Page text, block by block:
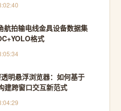
航拍输电线金具设备数据集
格式
明悬浮浏览器：如何基于
建跨窗口交互新范式